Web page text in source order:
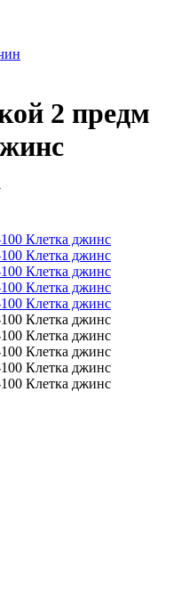
2 предм